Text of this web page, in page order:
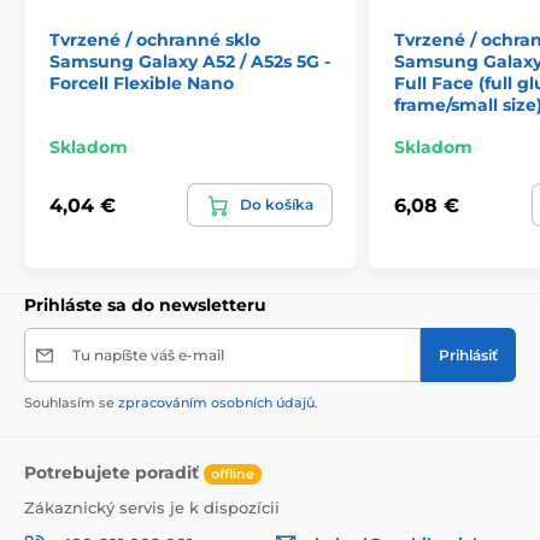
Tvrzené / ochranné sklo
Samsung Galaxy A52 / A52s 5G -
Forcell Flexible Nano
Skladom
4,04 € Do košíka
Tvrzené /
Samsung
Full Face (full
frame/small
Skladom
6,08 €
Prihláste sa do newsletteru
Tu napíšte váš e-mail Prihlásiť
Souhlasím se zpracováním osobních údajů.
Potrebujete poradiť offline
Zákaznický servis je k dispozícii